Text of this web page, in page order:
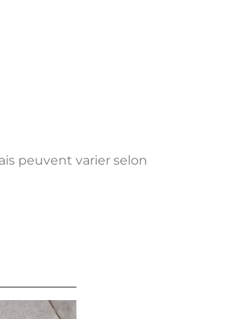
peuvent varier selon